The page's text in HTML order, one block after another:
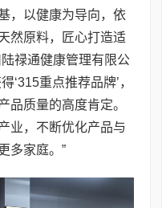
，以健康为导向，依
然原料，匠心打造适
禄通健康管理有限公
‘315重点推荐品牌’，
品质量的高度肯定。
业，不断优化产品与
多家庭。”